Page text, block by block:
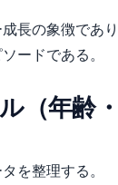
長の象徴であ
ードである。
（年齢
を整理する。